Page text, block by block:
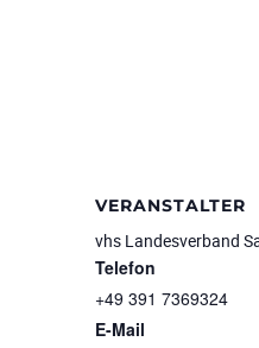
VERANSTALTER
vhs Landesverband
Telefon
+49 391 7369324
E-Mail